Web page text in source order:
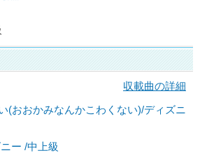
収載曲の詳細
(おおかみなんかこわくない)/ディズニ
ー /中上級